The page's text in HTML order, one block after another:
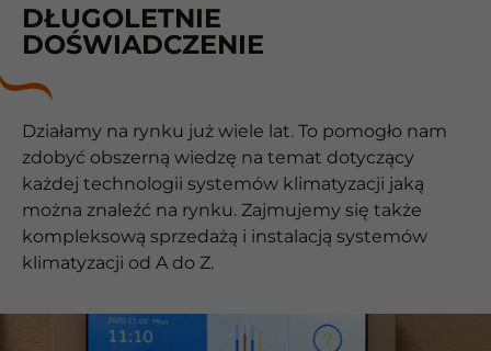
DŁUGOLETNIE
DOŚWIADCZENIE
Działamy na rynku już wiele lat. To pomogło nam
zdobyć obszerną wiedzę na temat dotyczący
każdej technologii systemów klimatyzacji jaką
można znaleźć na rynku. Zajmujemy się także
kompleksową sprzedażą i instalacją systemów
klimatyzacji od A do Z.